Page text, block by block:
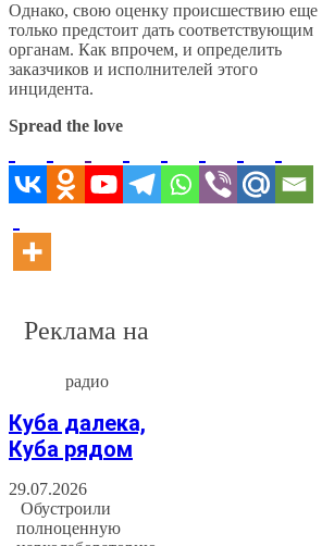
Однако, свою оценку происшествию еще
только предстоит дать соответствующим
органам. Как впрочем, и определить
заказчиков и исполнителей этого
инцидента.
Spread the love
Реклама на
радио
Куба далека,
Куба рядом
29.07.2026
Обустроили
полноценную